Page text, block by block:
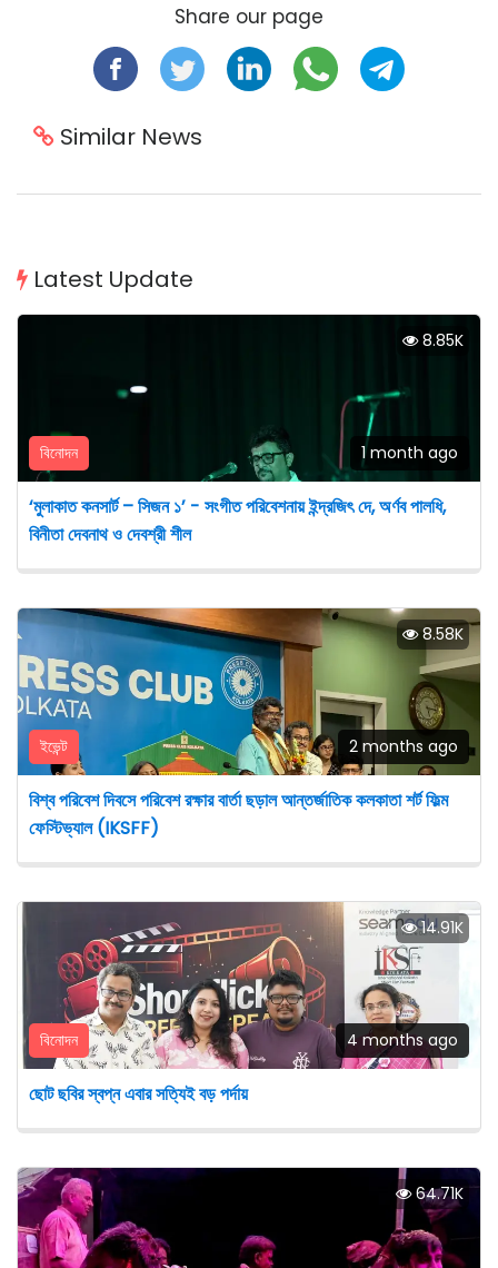
Share our page
Similar News
Latest Update
8.85K
বিনোদন 1 month ago
‘মুলাকাত কনসার্ট – সিজন ১’ - সংগীত পরিবেশনায় ইন্দ্রজিৎ দে, অর্ণব পালধি,
বিনীতা দেবনাথ ও দেবশ্রী শীল
8.58K
ইভেন্ট 2 months ago
বিশ্ব পরিবেশ দিবসে পরিবেশ রক্ষার বার্তা ছড়াল আন্তর্জাতিক কলকাতা শর্ট ফিল্ম
ফেস্টিভ্যাল (IKSFF)
14.91K
বিনোদন 4 months ago
ছোট ছবির স্বপ্ন এবার সত্যিই বড় পর্দায়
64.71K